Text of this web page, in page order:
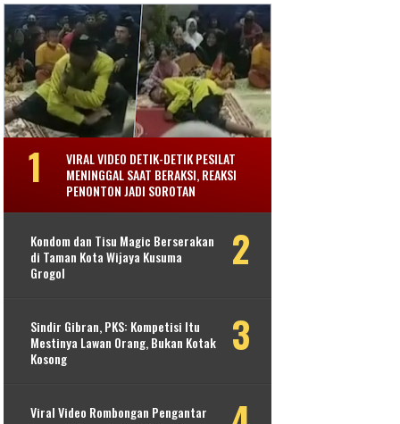
VIRAL VIDEO DETIK-DETIK PESILAT
MENINGGAL SAAT BERAKSI, REAKSI
PENONTON JADI SOROTAN
Kondom dan Tisu Magic Berserakan
di Taman Kota Wijaya Kusuma
Grogol
Sindir Gibran, PKS: Kompetisi Itu
Mestinya Lawan Orang, Bukan Kotak
Kosong
Viral Video Rombongan Pengantar